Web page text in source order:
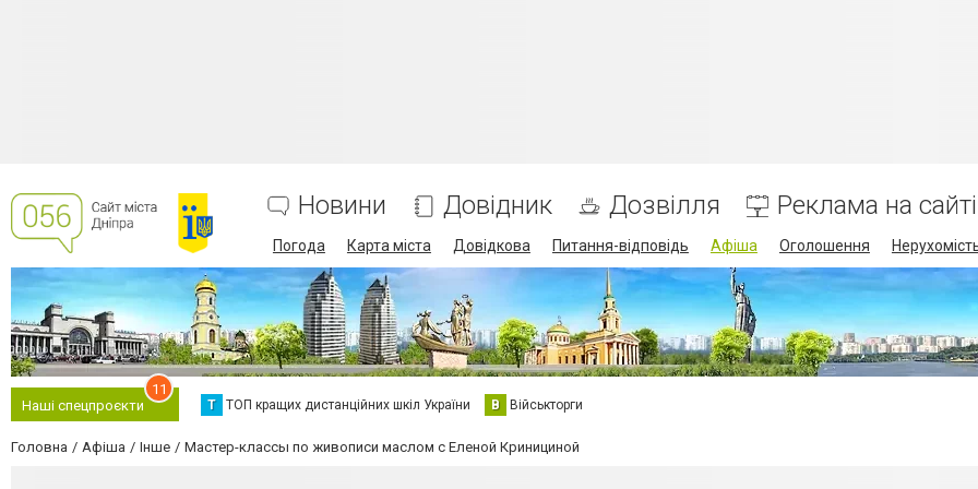
Новини Довідник Дозвілля Реклама на сайті
Погода Карта міста Довідкова Питання-відповідь Афіша Оголошення
Наші спецпроєкти
11
Т ТОП кращих дистанційних шкіл України В Військторги
Головна Афіша Інше Мастер-классы по живописи маслом с Еленой Кринициной